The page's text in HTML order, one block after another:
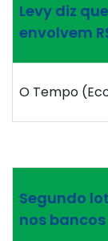
Levy diz
envolvem
O Tempo
Segundo
nos bancos